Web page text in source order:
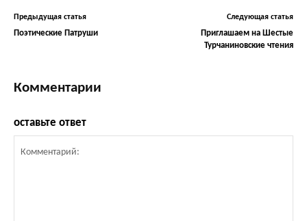
Предыдущая статья
Поэтические Патруши
Следующая статья
Приглашаем на Шестые
Турчаниновские чтения
Комментарии
оставьте ответ